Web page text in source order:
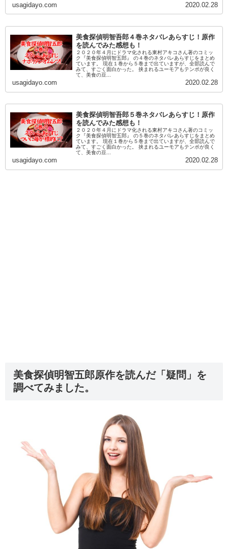
usagidayo.com 2020.02.28
美食探偵明智吾郎４巻ネタバレあらすじ！原作
を読んでみた感想も！
２０２０年４月にドラマ化される東村アキコさん著のコミッ
ク『美食探偵明智五郎』 の４巻のネタバレあらすじをまとめ
ています。 現在１巻から５巻まで出ていますが、全部読んで
みて、すごく面白かった。 挟まれるユーモアもテンポが良く
て、美食の豆...
usagidayo.com 2020.02.28
美食探偵明智吾郎５巻ネタバレあらすじ！原作
を読んでみた感想も！
２０２０年４月にドラマ化される東村アキコさん著のコミッ
ク『美食探偵明智五郎』 の５巻のネタバレあらすじをまとめ
ています。 現在１巻から５巻まで出ていますが、全部読んで
みて、すごく面白かった。 挟まれるユーモアもテンポが良く
て、美食の豆...
usagidayo.com 2020.02.28
美食探偵明智五郎原作を読んだ「疑問」を
調べてみました。